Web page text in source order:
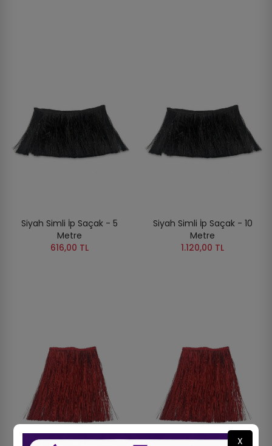
Siyah Simli İp Saçak - 5
Metre
616,00 TL
Siyah Simli İp Saçak - 10
Metre
1.120,00 TL
X